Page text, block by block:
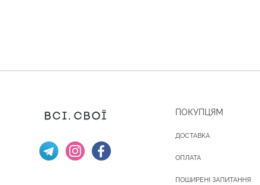
ПОКУПЦЯМ
ДОСТАВКА
ОПЛАТА
ПОШИРЕНІ ЗАПИТАННЯ